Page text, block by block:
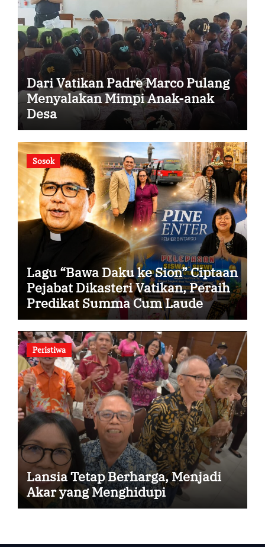
Dari Vatikan Padre Marco Pulang
Menyalakan Mimpi Anak-anak
Desa
Sosok
Lagu “Bawa Daku ke Sion” Ciptaan
Pejabat Dikasteri Vatikan, Peraih
Predikat Summa Cum Laude
Peristiwa
Lansia Tetap Berharga, Menjadi
Akar yang Menghidupi